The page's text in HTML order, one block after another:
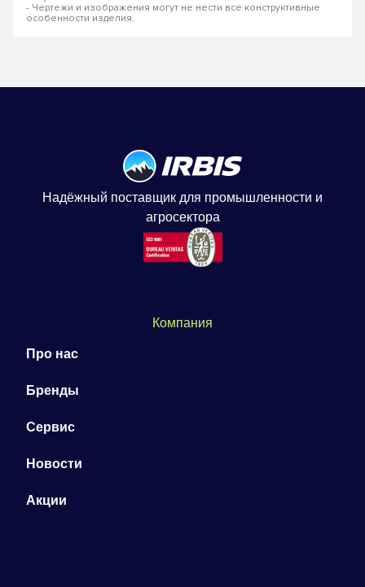
- Чертежи и изображения могут не нести все конструктивные
особенности изделия.
Надёжный поставщик для промышленности и
агросектора
Компания
Про нас
Бренды
Сервис
Новости
Акции